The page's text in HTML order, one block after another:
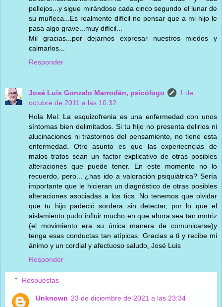
pellejos...y sigue mirándose cada cinco segundo el lunar de
su muñeca...Es realmente difícil no pensar que a mi hijo le
pasa algo grave...muy difícil...
Mil gracias...por dejarnos expresar nuestros miedos y
calmarlos...
Responder
José Luis Gonzalo Marrodán, psicólogo
1 de
octubre de 2011 a las 10:32
Hola Mei: La esquizofrenia es una enfermedad con unos
síntomas bien delimitados. Si tu hijo no presenta delirios ni
alucinaciones ni trastornos del pensamiento, no tiene esta
enfermedad. Otro asunto es que las experiecncias de
malos tratos sean un factor explicativo de otras posibles
alteraciones que puede tener. En este momento no lo
recuerdo, pero... ¿has ido a valoración psiquiátrica? Sería
importante que le hicieran un diagnóstico de otras posibles
alteraciones asociadas a los tics. No tenemos que olvidar
que tu hijo padeció sordera sin detectar, por lo que el
aislamiento pudo influir mucho en que ahora sea tan motriz
(el movimiento era su única manera de comunicarse)y
tenga esas conductas tan atípicas. Gracias a ti y recibe mi
ánimo y un cordial y afectuoso saludo, José Luis
Responder
Respuestas
Unknown 23 de diciembre de 2021 a las 23:34